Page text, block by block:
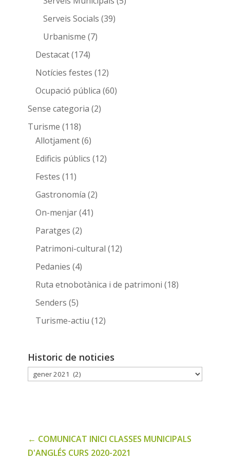
Serveis Socials (39)
Urbanisme (7)
Destacat(174)
Notícies festes (12)
Ocupació pública (60)
Sense categoria (2)
Turisme (118)
Allotjament(6)
Edificis públics (12)
Festes (11)
Gastronomía (2)
On-menjar(41)
Paratges (2)
Patrimoni-cultural (12)
Pedanies (4)
Ruta etnobotànica i de patrimoni (18)
Senders (5)
Turisme-actiu (12)
Historic de noticies
Historic
← COMUNICAT INICI CLASSES MUNICIPALS
D'ANGLÉS CURS 2020-2021